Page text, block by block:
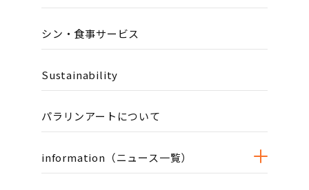
シン・食事サービス
Sustainability
パラリンアートについて
information（ニュース一覧）